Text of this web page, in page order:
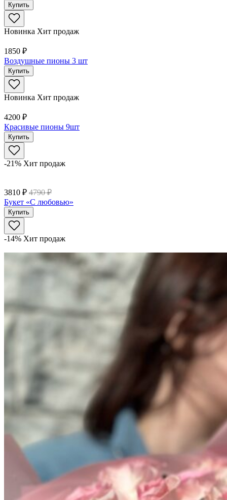
Купить
Новинка Хит продаж
1850 ₽
Воздушные пионы 3 шт
Купить
Новинка Хит продаж
4200 ₽
Красивые пионы 9шт
Купить
-21% Хит продаж
3810 ₽ 4790 ₽
Букет «С любовью»
Купить
-14% Хит продаж